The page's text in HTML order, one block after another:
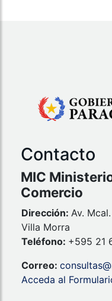
Contacto
MIC
Comercio
Dirección: Av.
Villa Morra
Teléfono: +595 21
Correo:
Acceda al